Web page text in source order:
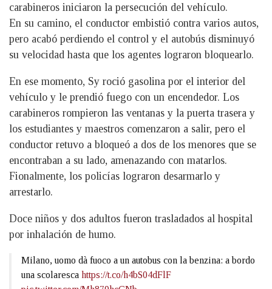
carabineros iniciaron la persecución del vehículo.
En su camino, el conductor embistió contra varios autos,
pero acabó perdiendo el control y el autobús disminuyó
su velocidad hasta que los agentes lograron bloquearlo.
En ese momento, Sy roció gasolina por el interior del
vehículo y le prendió fuego con un encendedor. Los
carabineros rompieron las ventanas y la puerta trasera y
los estudiantes y maestros comenzaron a salir, pero el
conductor retuvo a bloqueó a dos de los menores que se
encontraban a su lado, amenazando con matarlos.
Fionalmente, los policías lograron desarmarlo y
arrestarlo.
Doce niños y dos adultos fueron trasladados al hospital
por inhalación de humo.
Milano, uomo dà fuoco a un autobus con la benzina: a bordo
una scolaresca https://t.co/h4bS04dFlF